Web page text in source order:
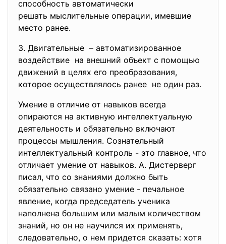
способность автоматически
решать мыслительные операции, имевшие
место ранее.
3. Двигательные – автоматизированное
воздействие на внешний объект с помощью
движений в целях его преобразования,
которое осуществлялось ранее не один раз.
Умение в отличие от навыков всегда
опираются на активную интеллектуальную
деятельность и обязательно включают
процессы мышления. Сознательный
интеллектуальный контроль - это главное, что
отличает умение от навыков. А. Дистерверг
писал, что со знаниями должно быть
обязательно связано умение - печальное
явление, когда председатель ученика
наполнена большим или малым количеством
знаний, но он не научился их применять,
следовательно, о нем придется сказать: хотя